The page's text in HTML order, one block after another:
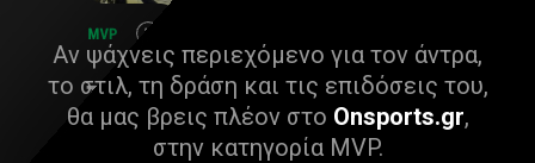
Αν ψάχνεις περιεχόμενο για τον άντρα,
το στιλ, τη δράση και τις επιδόσεις του,
θα μας βρεις πλέον στο Onsports.gr,
στην κατηγορία MVP.